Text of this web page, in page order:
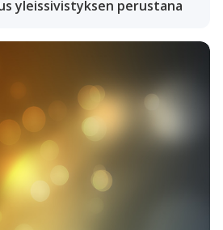
yleissivistyksen perustana